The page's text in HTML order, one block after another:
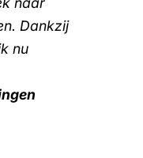
Dankzij
nu